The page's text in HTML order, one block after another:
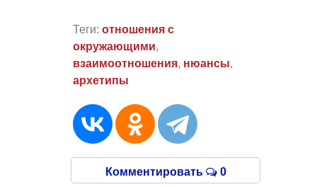
Теги: отношения с
окружающими,
взаимоотношения, нюансы,
архетипы
Комментировать 0